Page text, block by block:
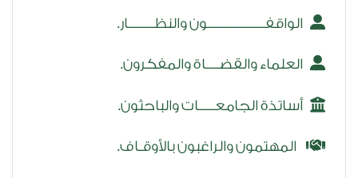
الواقفــــــــــــــــــون والنظــــــــار.
العلماء والقضــــاة والمفكرون.
أساتذة الجامعـــــات والباحثون.
المهتمون والراغبون بالأوقـاف.